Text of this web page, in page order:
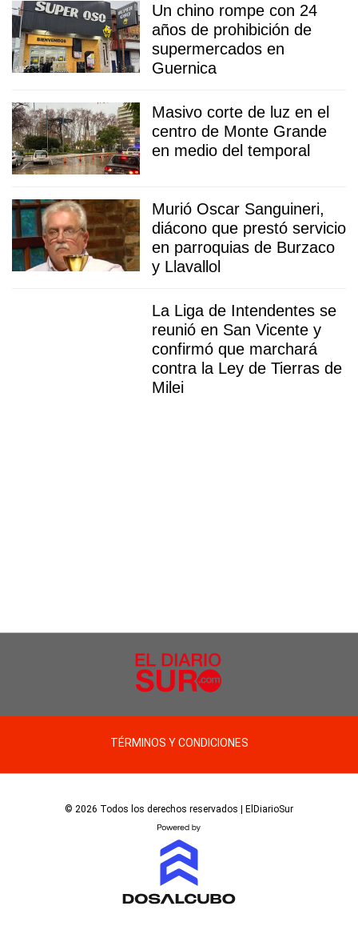
Un chino rompe con 24
años de prohibición de
supermercados en
Guernica
Masivo corte de luz en el
centro de Monte Grande
en medio del temporal
Murió Oscar Sanguineri,
diácono que prestó servicio
en parroquias de Burzaco
y Llavallol
La Liga de Intendentes se
reunió en San Vicente y
confirmó que marchará
contra la Ley de Tierras de
Milei
TÉRMINOS Y CONDICIONES
© 2026 Todos los derechos reservados | ElDiarioSur